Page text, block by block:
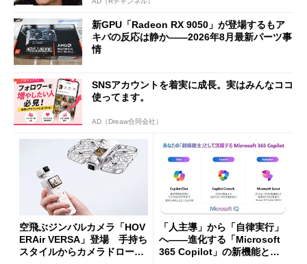
新GPU「Radeon RX 9050」が登場するもア
キバの反応は静か――2026年8月最新パーツ事
情
SNSアカウントを着実に成長。実はみんなココ
使ってます。
AD（Dreaw合同会社）
空飛ぶジンバルカメラ「HOV
ERAir VERSA」登場 手持ち
スタイルからカメラドローン
「人主導」から「自律実行」
へ――進化する「Microsoft
365 Copilot」の新機能とエ